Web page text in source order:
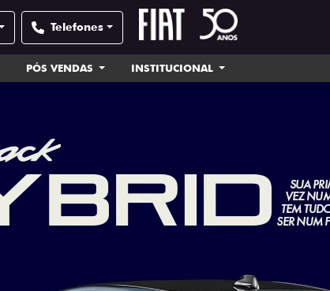
Telefones
PÓS VENDAS INSTITUCIONAL